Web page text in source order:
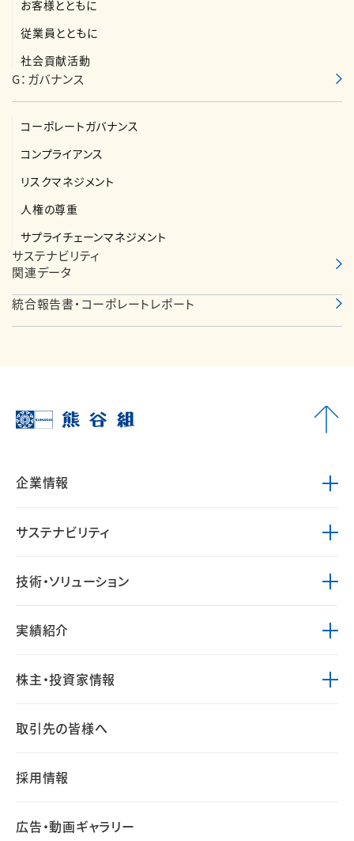
お客様とともに
従業員とともに
社会貢献活動
G：ガバナンス
コーポレートガバナンス
コンプライアンス
リスクマネジメント
人権の尊重
サプライチェーンマネジメント
サステナビリティ
関連データ
統合報告書・コーポレートレポート
企業情報
サステナビリティ
技術・ソリューション
実績紹介
株主・投資家情報
取引先の皆様へ
採用情報
広告・動画ギャラリー